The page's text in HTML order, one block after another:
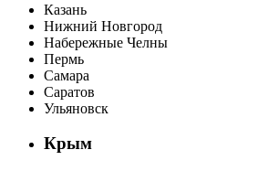
Казань
Нижний Новгород
Набережные Челны
Пермь
Самара
Саратов
Ульяновск
Крым